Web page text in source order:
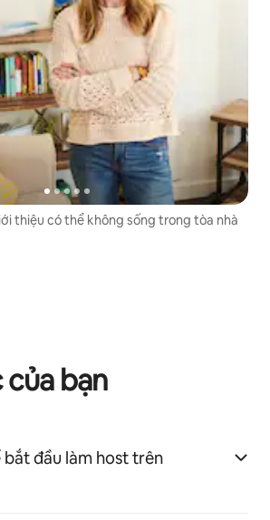
thiệu có thể không sống trong tòa nhà
bạn
bắt đầu làm host trên